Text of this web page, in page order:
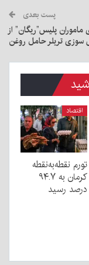
پست بعدی
ماموران پلیس”ریگان” از
سوزی تریلر حامل روغن
اقتصاد
تورم نقطه‌به‌نقطه
کرمان به ۹۴.۷
درصد رسید